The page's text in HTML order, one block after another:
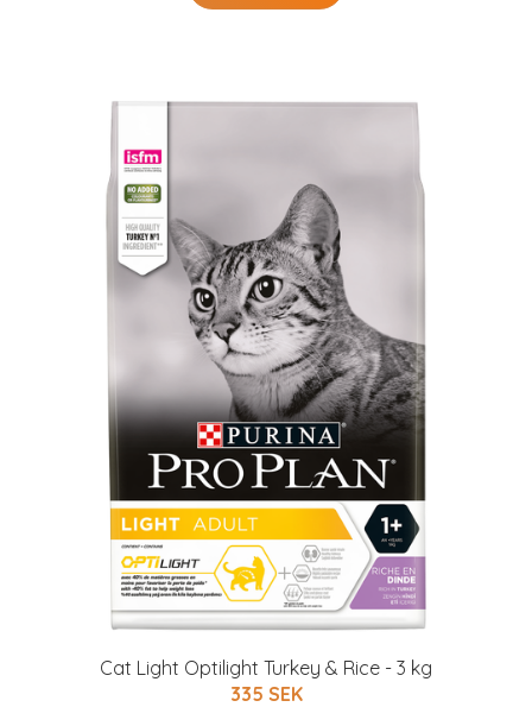
Cat Light Optilight Turkey & Rice - 3 kg
335 SEK